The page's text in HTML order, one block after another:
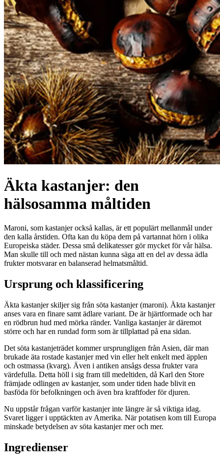
Äkta kastanjer: den
hälsosamma måltiden
Maroni, som kastanjer också kallas, är ett populärt mellanmål under
den kalla årstiden. Ofta kan du köpa dem på vartannat hörn i olika
Europeiska städer. Dessa små delikatesser gör mycket för vår hälsa.
Man skulle till och med nästan kunna säga att en del av dessa ädla
frukter motsvarar en balanserad helmatsmåltid.
Ursprung och klassificering
Äkta kastanjer skiljer sig från söta kastanjer (maroni). Äkta kastanjer
anses vara en finare samt ädlare variant. De är hjärtformade och har
en rödbrun hud med mörka ränder. Vanliga kastanjer är däremot
större och har en rundad form som är tillplattad på ena sidan.
Det söta kastanjeträdet kommer ursprungligen från Asien, där man
brukade äta rostade kastanjer med vin eller helt enkelt med äpplen
och ostmassa (kvarg). Även i antiken ansågs dessa frukter vara
värdefulla. Detta höll i sig fram till medeltiden, då Karl den Store
främjade odlingen av kastanjer, som under tiden hade blivit en
basföda för befolkningen och även bra kraftfoder för djuren.
Nu uppstår frågan varför kastanjer inte längre är så viktiga idag.
Svaret ligger i upptäckten av Amerika. När potatisen kom till Europa
minskade betydelsen av söta kastanjer mer och mer.
Ingredienser